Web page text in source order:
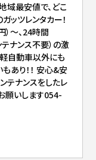
域最安値で、どこ
ッツレンタカー！
〜、24時間
ナンス不要）の激
自動車以外にも
あり！！ 安心&安
テナンスをしたレ
願いします054-